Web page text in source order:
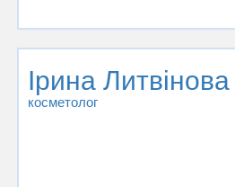
Ірина Литвінова
косметолог